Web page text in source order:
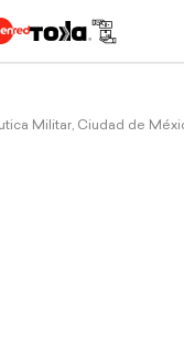
Militar, Ciudad de